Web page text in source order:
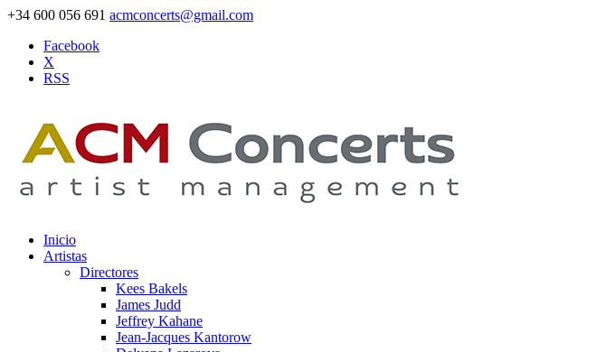
+34 600 056 691 acmconcerts@gmail.com
Facebook
X
RSS
Inicio
Artistas
Directores
Kees Bakels
James Judd
Jeffrey Kahane
Jean-Jacques Kantorow